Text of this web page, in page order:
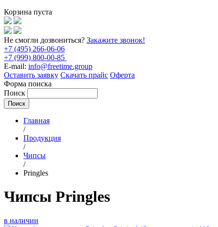
Корзина пуста
Не смогли дозвониться? Закажите звонок!
+7 (495) 266-06-06
+7 (999) 800-00-85
E-mail: info@freetime.group
Оставить заявку Скачать прайс Оферта
Форма поиска
Поиск
Главная
/
Продукция
/
Чипсы
/
Pringles
Чипсы Pringles
в наличии